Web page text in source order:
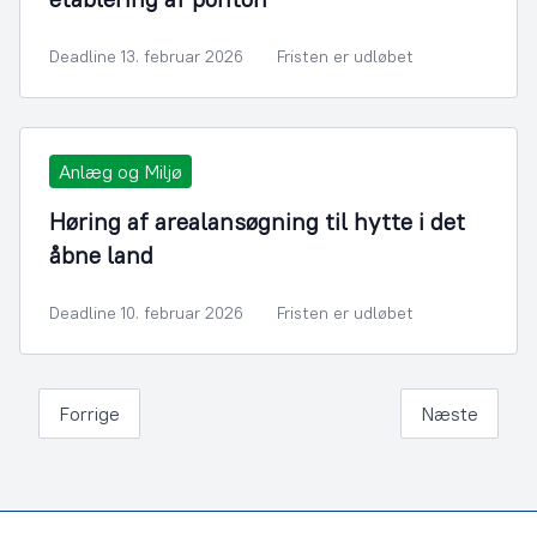
Deadline 13. februar 2026 Fristen er udløbet
Anlæg og Miljø
Høring af arealansøgning til hytte i det
åbne land
Deadline 10. februar 2026 Fristen er udløbet
Forrige Næste